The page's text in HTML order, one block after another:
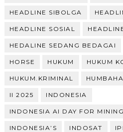
HEADLINE SIBOLGA
HEADLINE SOSIAL
HEDALINE SEDANG BEDAGAI
HORSE HUKUM HUKUM
HUKUM.KRIMINAL
II 2025 INDONESIA
INDONESIA AI DAY FOR
INDONESIA’S INDOSAT